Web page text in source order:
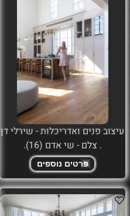
עיצוב פנים ואדריכלות - שירלי דן
. צלם - שי אדם (16).
פרטים נוספים